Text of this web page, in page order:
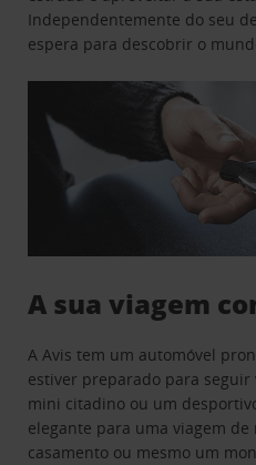
Independentemente do seu
espera para descobrir o
A sua viagem
A Avis tem um automóvel
estiver preparado para
mini citadino ou um
elegante para uma viagem
casamento ou mesmo um